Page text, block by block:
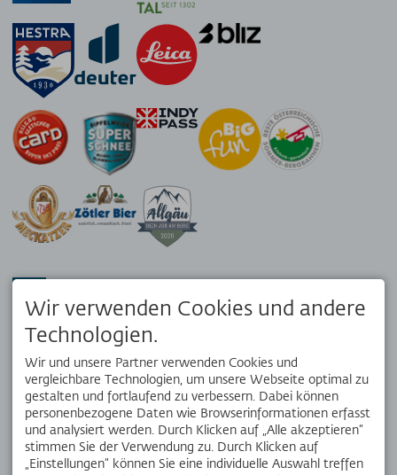
Webcams &
Wetter
Dein Reisebegleiter vor Ort. Hol dir die kostenlose OK Bergbahnen
App!
SOCIAL MEDIA
Wir verwenden Cookies und andere
Technologien.
Wir und unsere Partner verwenden Cookies und
vergleichbare Technologien, um unsere Webseite optimal zu
gestalten und fortlaufend zu verbessern. Dabei können
personenbezogene Daten wie Browserinformationen erfasst
und analysiert werden. Durch Klicken auf „Alle akzeptieren“
stimmen Sie der Verwendung zu. Durch Klicken auf
„Einstellungen“ können Sie eine individuelle Auswahl treffen